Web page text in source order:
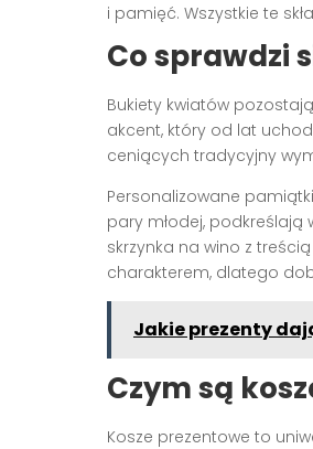
i pamięć. Wszystkie te
Co sprawdzi
Bukiety kwiatów
akcent, który od lat
ceniących tradycyjny
Personalizowane
pary młodej,
skrzynka na wino z
charakterem, dlatego
Jakie prezenty
Czym są
Kosze prezentowe to